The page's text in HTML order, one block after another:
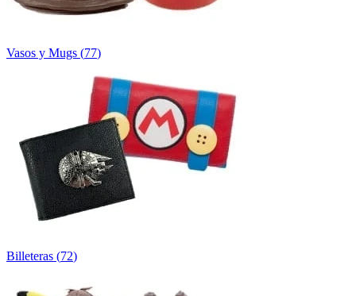
Vasos y Mugs (77)
Billeteras (72)